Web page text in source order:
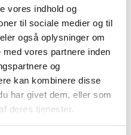
vores indhold og
til sociale medier og til
også oplysninger om
vores partnere inden
og
kan kombinere disse
har givet dem, eller som
deres tjenester.
praktisk hylde under
af magasiner eller andre
der fuldender det
anbefales det at
i vinterperioden.
udgangspunkt en
kan hente den hos os.